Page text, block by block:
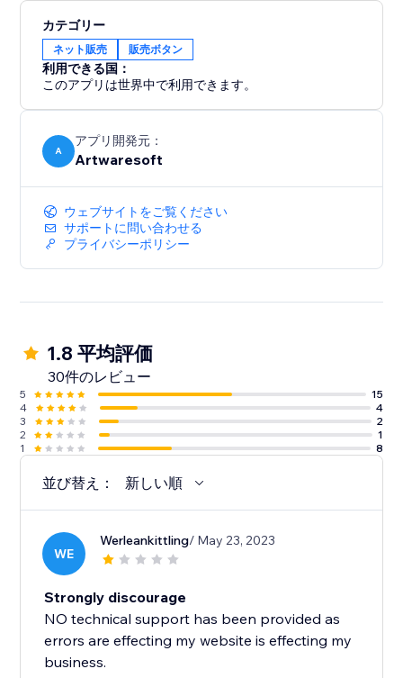
カテゴリー
ネット販売 販売ボタン
利用できる国：
このアプリは世界中で利用できます。
A
アプリ開発元：
Artwaresoft
ウェブサイトをご覧ください
サポートに問い合わせる
プライバシーポリシー
1.8 平均評価
30件のレビュー
5
15
4
4
3
2
2
1
1
8
並び替え： 新しい順
WE
Werleankittling/ May 23, 2023
Strongly discourage
NO technical support has been provided as
errors are effecting my website is effecting my
business.